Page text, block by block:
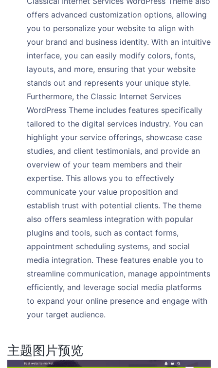
offers advanced customization options, allowing
you to personalize your website to align with
your brand and business identity. With an intuitive
interface, you can easily modify colors, fonts,
layouts, and more, ensuring that your website
stands out and represents your unique style.
Furthermore, the Classic Internet Services
WordPress Theme includes features specifically
tailored to the digital services industry. You can
highlight your service offerings, showcase case
studies, and client testimonials, and provide an
overview of your team members and their
expertise. This allows you to effectively
communicate your value proposition and
establish trust with potential clients. The theme
also offers seamless integration with popular
plugins and tools, such as contact forms,
appointment scheduling systems, and social
media integration. These features enable you to
streamline communication, manage appointments
efficiently, and leverage social media platforms
to expand your online presence and engage with
your target audience.
主题图片预览